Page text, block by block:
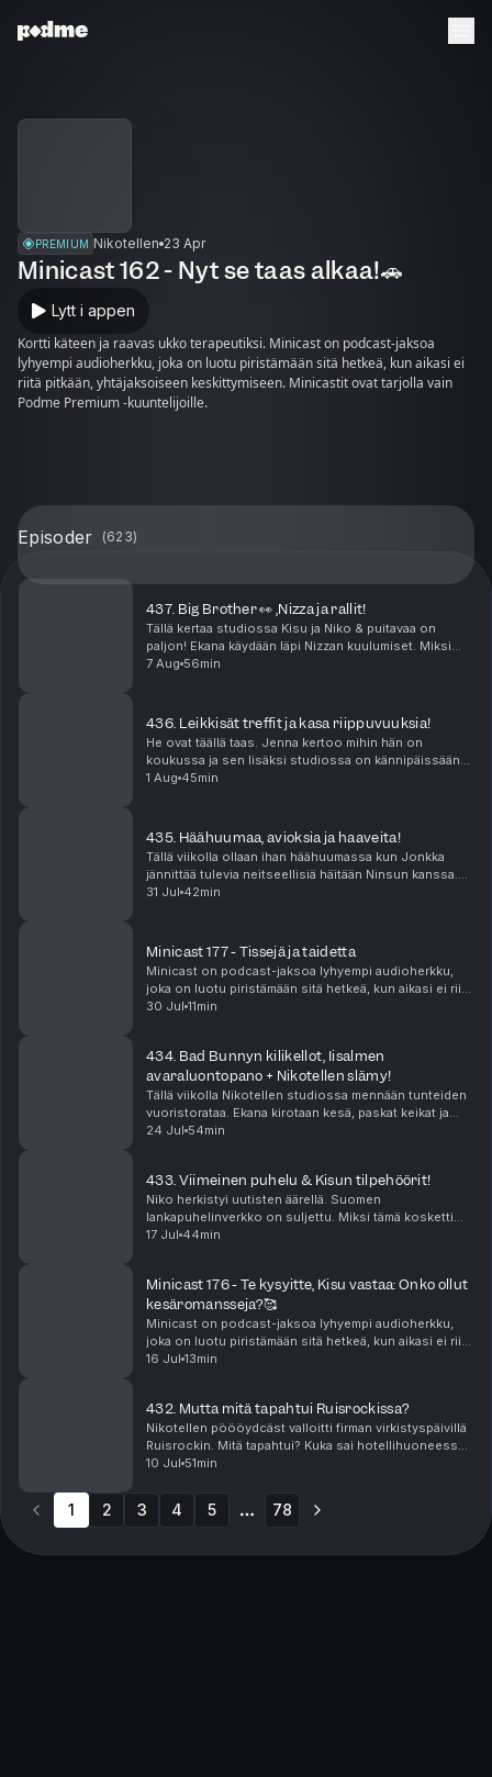
PREMIUM Nikotellen 23 Apr
Minicast 162 - Nyt se taas alkaa!🚗
Lytt i appen
Kortti käteen ja raavas ukko terapeutiksi. Minicast on podcast-jaksoa
lyhyempi audioherkku, joka on luotu piristämään sitä hetkeä, kun aikasi ei
riitä pitkään, yhtäjaksoiseen keskittymiseen. Minicastit ovat tarjolla vain
Podme Premium -kuuntelijoille.
Episoder (623)
437. Big Brother 👀 ,Nizza ja rallit!
Tällä kertaa studiossa Kisu ja Niko & puitavaa on
paljon! Ekana käydään läpi Nizzan kuulumiset. Miksi
kukaan ei lähesty meitä edes Ranskassa? Missä
7 Aug 56min
436. Leikkisät treffit ja kasa riippuvuuksia!
He ovat täällä taas. Jenna kertoo mihin hän on
koukussa ja sen lisäksi studiossa on kännipäissään
lyöty 500€ veto. Mutta mistä? Niko suuntasi tutun
1 Aug 45min
435. Häähuumaa, avioksia ja haaveita!
Tällä viikolla ollaan ihan häähuumassa kun Jonkka
jännittää tulevia neitseellisiä häitään Ninsun kanssa.
Miten häät onkaan paisuneet sellaiseksi että näistä
31 Jul 42min
Minicast 177 - Tissejä ja taidetta
Minicast on podcast-jaksoa lyhyempi audioherkku,
joka on luotu piristämään sitä hetkeä, kun aikasi ei riitä
pitkään, yhtäjaksoiseen keskittymiseen. Minicastit
30 Jul 11min
434. Bad Bunnyn kilikellot, Iisalmen
avaraluontopano + Nikotellen slämy!
Tällä viikolla Nikotellen studiossa mennään tunteiden
vuoristorataa. Ekana kirotaan kesä, paskat keikat ja
sitten Bad Bunnyn tiktokit vie mennessään! Katja on
24 Jul 54min
433. Viimeinen puhelu & Kisun tilpehöörit!
Niko herkistyi uutisten äärellä. Suomen
lankapuhelinverkko on suljettu. Miksi tämä kosketti
niin suuresti? Jenna nukkui elämänsä parhaat
17 Jul 44min
Minicast 176 - Te kysyitte, Kisu vastaa: Onko ollut
kesäromansseja?🥰
Minicast on podcast-jaksoa lyhyempi audioherkku,
joka on luotu piristämään sitä hetkeä, kun aikasi ei riitä
pitkään, yhtäjaksoiseen keskittymiseen. Minicastit
16 Jul 13min
432. Mutta mitä tapahtui Ruisrockissa?
Nikotellen pöööydcäst valloitti firman virkistyspäivillä
Ruisrockin. Mitä tapahtui? Kuka sai hotellihuoneessa?
Kenen ilta meni vesibussin jonossa ja millaiset jatkot
10 Jul 51min
1 2 3 4 5 78